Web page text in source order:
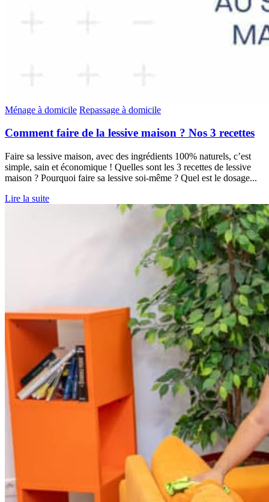
Ménage à domicile Repassage à domicile
Comment faire de la lessive maison ? Nos 3 recettes
Faire sa lessive maison, avec des ingrédients 100% naturels, c’est
simple, sain et économique ! Quelles sont les 3 recettes de lessive
maison ? Pourquoi faire sa lessive soi-même ? Quel est le dosage...
Lire la suite